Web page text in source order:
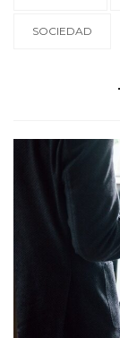
SOCIEDAD